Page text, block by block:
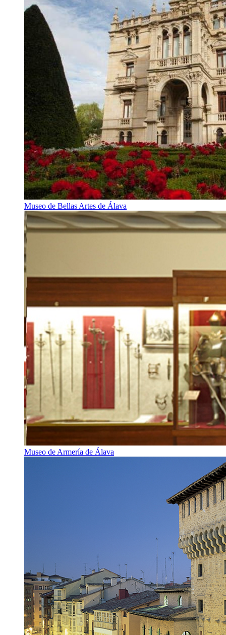
Museo de Bellas Artes de Álava
Museo de Armería de Álava